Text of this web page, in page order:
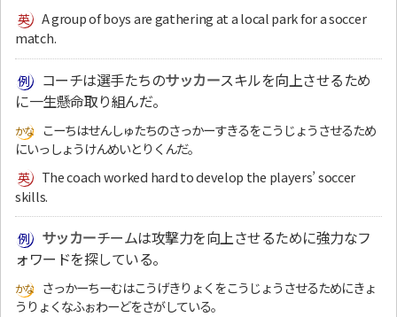
A group of boys are gathering at a local park for a soccer
match.
コーチは選手たちのサッカースキルを向上させるため
に一生懸命取り組んだ。
こーちはせんしゅたちのさっかーすきるをこうじょうさせるため
にいっしょうけんめいとりくんだ。
The coach worked hard to develop the players’ soccer
skills.
サッカーチームは攻撃力を向上させるために強力なフ
ォワードを探している。
さっかーちーむはこうげきりょくをこうじょうさせるためにきょ
うりょくなふぉわーどをさがしている。